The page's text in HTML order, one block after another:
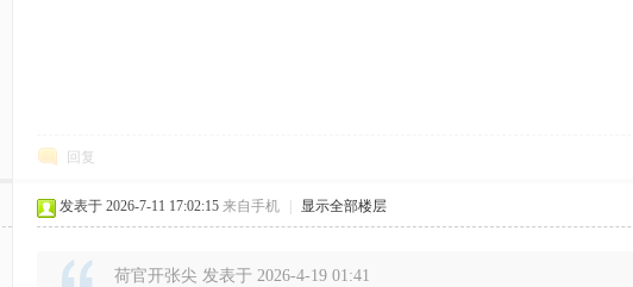
回复
发表于 2026-7-11 17:02:15 来自手机 显示全部楼层
荷官开张尖 发表于 2026-4-19 01:41